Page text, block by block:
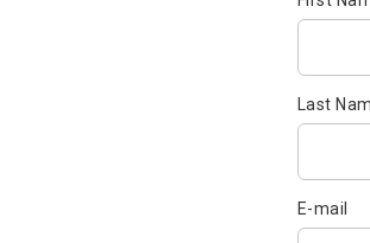
Last
E-mail